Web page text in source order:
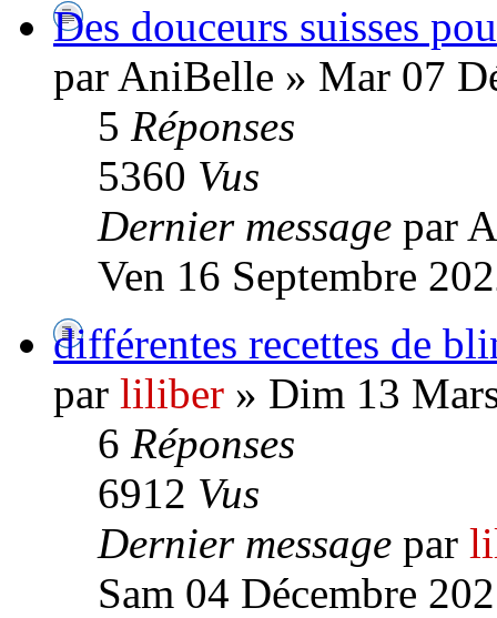
Des douceurs suisses
par AniBelle » Mar 07
5 Réponses
5360 Vus
Dernier message par
Ven 16 Septembre
différentes recettes de
par liliber » Dim 13
6 Réponses
6912 Vus
Dernier message par
Sam 04 Décembre